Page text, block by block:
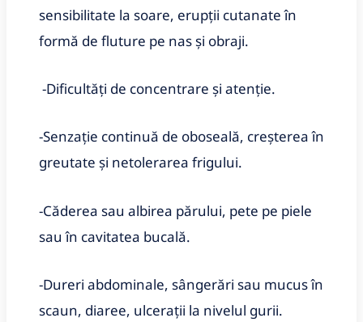
sensibilitate la soare, erupții cutanate în
formă de fluture pe nas și obraji.
-Dificultăți de concentrare și atenție.
-Senzație continuă de oboseală, creșterea în
greutate și netolerarea frigului.
-Căderea sau albirea părului, pete pe piele
sau în cavitatea bucală.
-Dureri abdominale, sângerări sau mucus în
scaun, diaree, ulcerații la nivelul gurii.